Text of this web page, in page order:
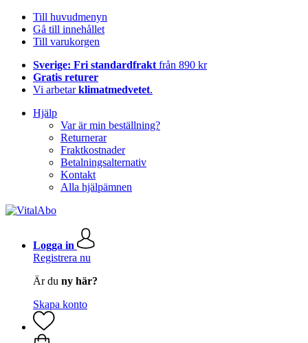
Till huvudmenyn
Gå till innehållet
Till varukorgen
Sverige: Fri standardfrakt från 890 kr
Gratis returer
Vi arbetarklimatmedvetet.
Hjälp
Var är min beställning?
Returnerar
Fraktkostnader
Betalningsalternativ
Kontakt
Alla hjälpämnen
Logga in
Registrera nu
Är du ny här?
Skapa konto